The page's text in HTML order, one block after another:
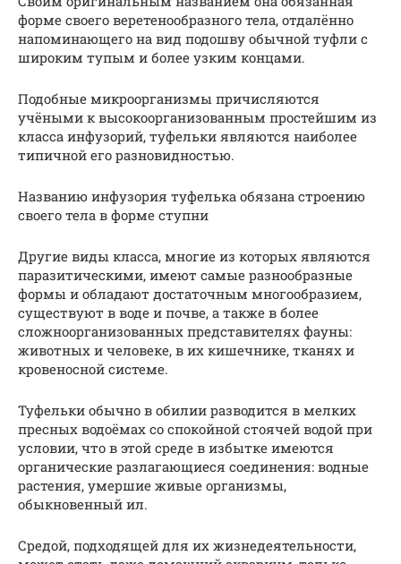
форме своего веретенообразного тела, отдалённо
напоминающего на вид подошву обычной туфли с
широким тупым и более узким концами.
Подобные микроорганизмы причисляются
учёными к высокоорганизованным простейшим из
класса инфузорий, туфельки являются наиболее
типичной его разновидностью.
Названию инфузория туфелька обязана строению
своего тела в форме ступни
Другие виды класса, многие из которых являются
паразитическими, имеют самые разнообразные
формы и обладают достаточным многообразием,
существуют в воде и почве, а также в более
сложноорганизованных представителях фауны:
животных и человеке, в их кишечнике, тканях и
кровеносной системе.
Туфельки обычно в обилии разводится в мелких
пресных водоёмах со спокойной стоячей водой при
условии, что в этой среде в избытке имеются
органические разлагающиеся соединения: водные
растения, умершие живые организмы,
обыкновенный ил.
Средой, подходящей для их жизнедеятельности,